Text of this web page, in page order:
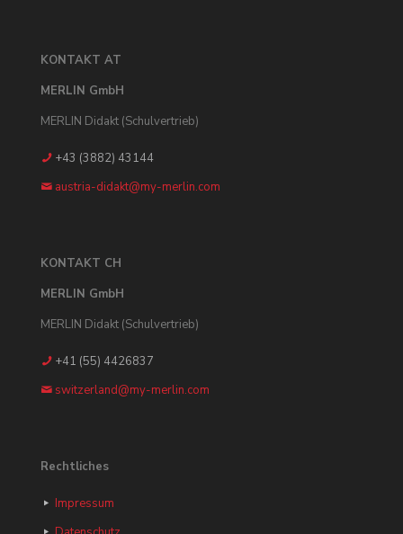
KONTAKT AT
MERLIN GmbH
MERLIN Didakt (Schulvertrieb)
+43 (3882) 43144
austria-didakt@my-merlin.com
KONTAKT CH
MERLIN GmbH
MERLIN Didakt (Schulvertrieb)
+41 (55) 4426837
switzerland@my-merlin.com
Rechtliches
Impressum